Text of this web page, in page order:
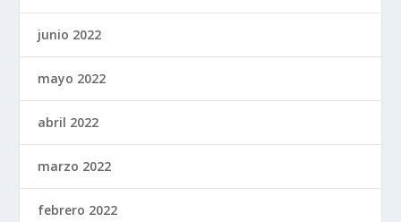
junio 2022
mayo 2022
abril 2022
marzo 2022
febrero 2022